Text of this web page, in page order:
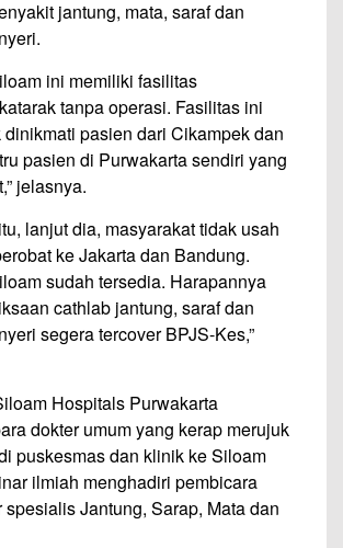
jantung, mata, saraf dan
ini memiliki fasilitas
tanpa operasi. Fasilitas ini
pasien dari Cikampek dan
pasien di Purwakarta sendiri yang
jelasnya.
lanjut dia, masyarakat tidak usah
ke Jakarta dan Bandung.
sudah tersedia. Harapannya
cathlab jantung, saraf dan
segera tercover BPJS-Kes,”
Hospitals Purwakarta
dokter umum yang kerap merujuk
puskesmas dan klinik ke Siloam
ilmiah menghadiri pembicara
spesialis Jantung, Sarap, Mata dan